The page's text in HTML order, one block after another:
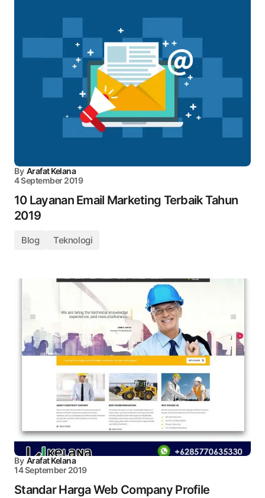
By Arafat Kelana
4 September 2019
10 Layanan Email Marketing Terbaik Tahun
2019
Blog Teknologi
By Arafat Kelana
14 September 2019
Standar Harga Web Company Profile